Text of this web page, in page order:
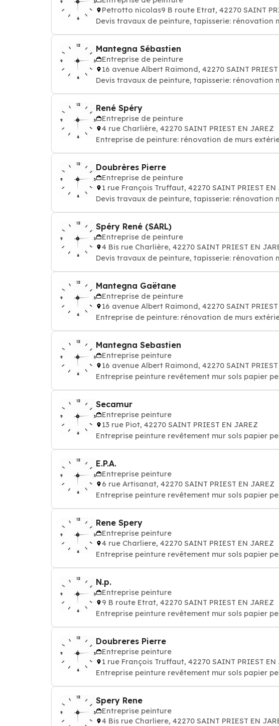
Petrotto nicolas9 B route Etrat, 42270 SAINT
Devis travaux de peinture, tapisserie: rénovation
Mantegna Sébastien
Entreprise de peinture
16 avenue Albert Raimond, 42270 SAINT PRIEST
Devis travaux de peinture, tapisserie: rénovation
René Spéry
Entreprise de peinture
4 rue Charlière, 42270 SAINT PRIEST EN JAREZ
Entreprise de peinture: rénovation de murs
Doubrères Pierre
Entreprise de peinture
1 rue François Truffaut, 42270 SAINT PRIEST EN
Devis travaux de peinture, tapisserie: rénovation
Spéry René (SARL)
Entreprise de peinture
4 Bis rue Charlière, 42270 SAINT PRIEST EN
Devis travaux de peinture, tapisserie: rénovation
Mantegna Gaëtane
Entreprise de peinture
16 avenue Albert Raimond, 42270 SAINT PRIEST
Entreprise de peinture: rénovation de murs
Mantegna Sebastien
Entreprise peinture
16 avenue Albert Raimond, 42270 SAINT PRIEST
Entreprise peinture revêtement mur sols papier
Secamur
Entreprise peinture
13 rue Piot, 42270 SAINT PRIEST EN JAREZ
Entreprise peinture revêtement mur sols papier
E.P.A.
Entreprise peinture
6 rue Artisanat, 42270 SAINT PRIEST EN JAREZ
Entreprise peinture revêtement mur sols papier
Rene Spery
Entreprise peinture
4 rue Charliere, 42270 SAINT PRIEST EN JAREZ
Entreprise peinture revêtement mur sols papier
N.p.
Entreprise peinture
9 B route Etrat, 42270 SAINT PRIEST EN JAREZ
Entreprise peinture revêtement mur sols papier
Doubreres Pierre
Entreprise peinture
1 rue François Truffaut, 42270 SAINT PRIEST EN
Entreprise peinture revêtement mur sols papier
Spery Rene
Entreprise peinture
4 Bis rue Charliere, 42270 SAINT PRIEST EN